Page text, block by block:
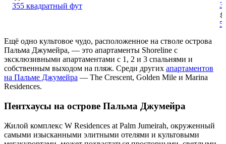
3 3
Ещё одно культовое чудо, расположенное на стволе острова
Пальма Джумейра, — это апартаменты Shoreline с
эксклюзивными апартаментами с 1, 2 и 3 спальнями и
собственным выходом на пляж. Среди других апартаментов
на Пальме Джумейра — The Crescent, Golden Mile и Marina
Residences.
Пентхаусы на острове Пальма Джумейра
Жилой комплекс W Residences at Palm Jumeirah, окруженный
самыми изысканными элитными отелями и культовыми